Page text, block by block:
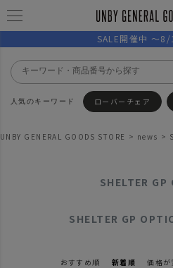
SALE開催中 ～
ローバーチェア
UNBY GENERAL GOODS STORE news
SHELTER GP
SHELTER GP
おすすめ順 新着順 価格が